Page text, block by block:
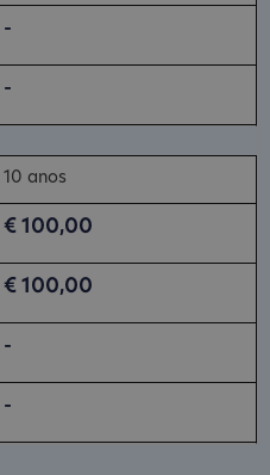
-
-
10 anos
€ 100,00
€ 100,00
-
-